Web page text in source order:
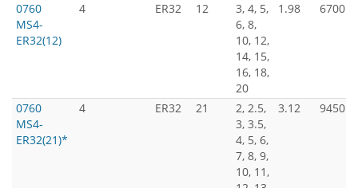
0760
MS4-
ER32(12)
4 ER32 12
3, 4, 5,
6, 8,
10, 12,
14, 15,
16, 18,
20
1.98 6700
0760
MS4-
ER32(21)*
4 ER32 21
2, 2.5,
3, 3.5,
4, 5, 6,
7, 8, 9,
10, 11,
3.12 9450